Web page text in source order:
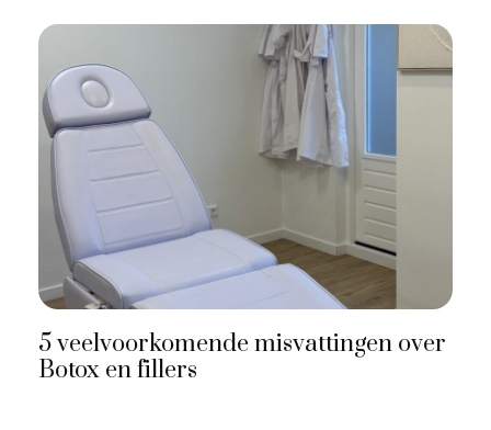
5 veelvoorkomende misvattingen over
Botox en fillers